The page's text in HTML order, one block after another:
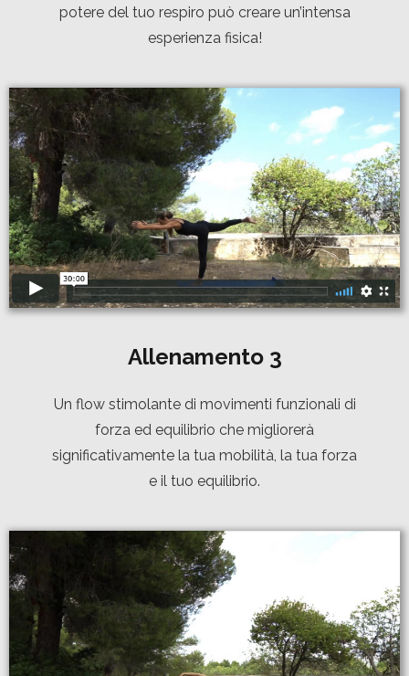
potere del tuo respiro può creare un’intensa
esperienza fisica!
Allenamento3
Un flow stimolante di movimenti funzionali di
forza ed equilibrio che migliorerà
significativamente la tua mobilità, la tua forza
e il tuo equilibrio.